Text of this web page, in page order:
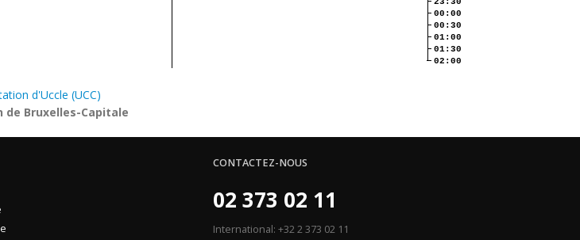
00:00
00:30
01:00
01:30
02:00
d'Uccle (UCC)
de Bruxelles-Capitale
CONTACTEZ-NOUS
02 373 02 11
International: +32 2 373 02 11